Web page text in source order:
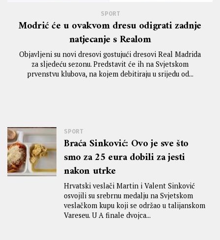
SPORT
Modrić će u ovakvom dresu odigrati zadnje
natjecanje s Realom
Objavljeni su novi dresovi gostujući dresovi Real Madrida
za sljedeću sezonu. Predstavit će ih na Svjetskom
prvenstvu klubova, na kojem debitiraju u srijedu od...
SPORT
Braća Sinković: Ovo je sve što
smo za 25 eura dobili za jesti
nakon utrke
Hrvatski veslači Martin i Valent Sinković
osvojili su srebrnu medalju na Svjetskom
veslačkom kupu koji se održao u talijanskom
Vareseu. U A finale dvojca...